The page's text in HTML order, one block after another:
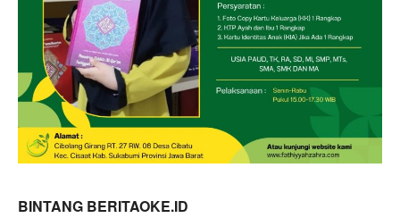
BINTANG BERITAOKE.ID